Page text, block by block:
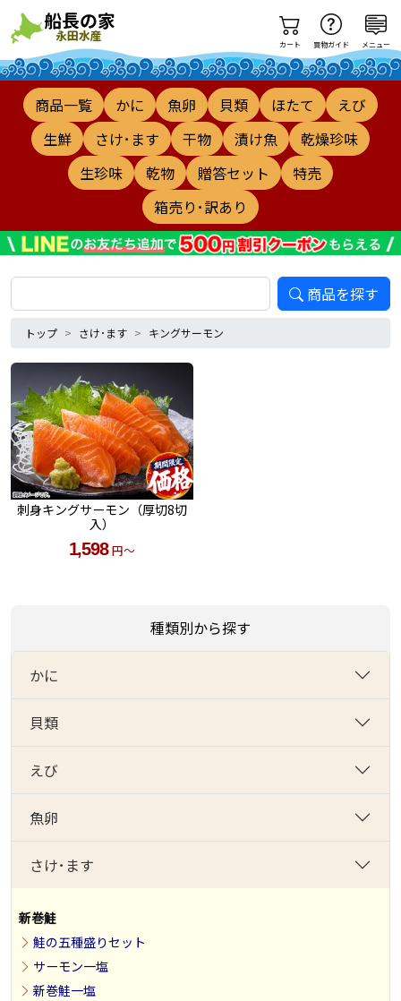
カート 買物ガイド メニュー
商品一覧 かに 魚卵 貝類 ほたて
えび
生鮮
さけ･ます 干物 漬け魚
乾燥珍味
生珍味
乾物 贈答セット
特売
箱売り･訳あり
商品を探す
トップ さけ･ます キングサーモン
種類別から探す
かに
貝類
えび
魚卵
さけ･ます
新巻鮭
鮭の五種盛りセット
サーモン一塩
新巻鮭一塩
刺身キングサーモン（厚切8切
入）
1,598円～